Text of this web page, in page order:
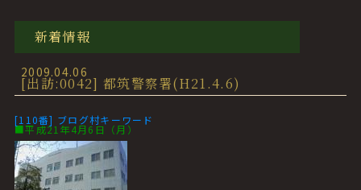
新着情報
2009.04.06
[出訪:0042] 都筑警察署(H21.4.6)
[110番] ブログ村キーワード
■平成21年4月6日（月）